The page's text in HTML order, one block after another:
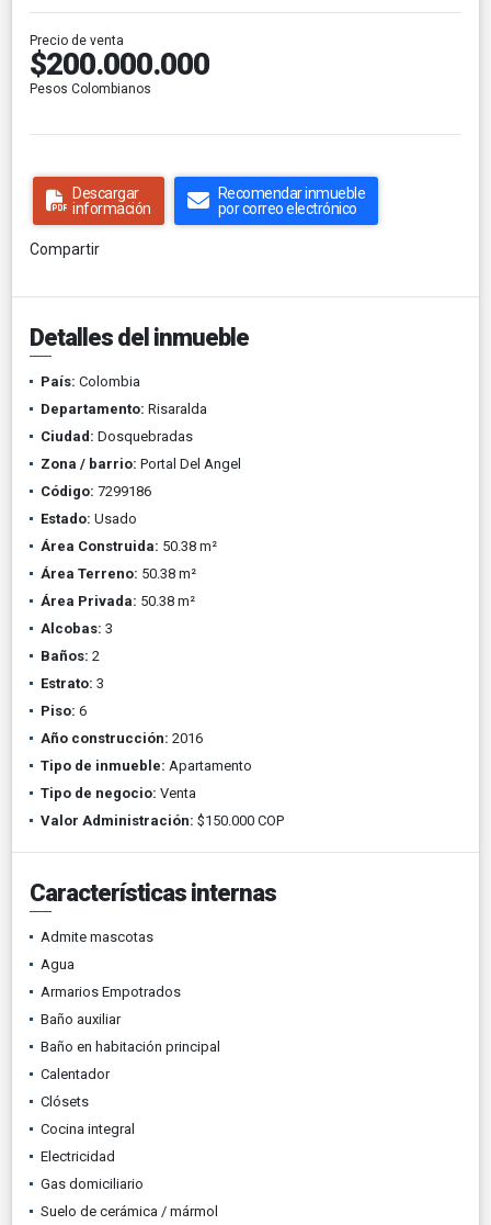
Precio de venta
$200.000.000
Pesos Colombianos
Descargar
información
Recomendar inmueble
por correo electrónico
Compartir
Detalles del inmueble
País: Colombia
Departamento: Risaralda
Ciudad: Dosquebradas
Zona / barrio: Portal Del Angel
Código: 7299186
Estado: Usado
Área Construida: 50.38 m²
Área Terreno: 50.38 m²
Área Privada: 50.38 m²
Alcobas: 3
Baños: 2
Estrato: 3
Piso: 6
Año construcción: 2016
Tipo de inmueble: Apartamento
Tipo de negocio: Venta
Valor Administración: $150.000 COP
Características internas
Admite mascotas
Agua
Armarios Empotrados
Baño auxiliar
Baño en habitación principal
Calentador
Clósets
Cocina integral
Electricidad
Gas domiciliario
Suelo de cerámica / mármol